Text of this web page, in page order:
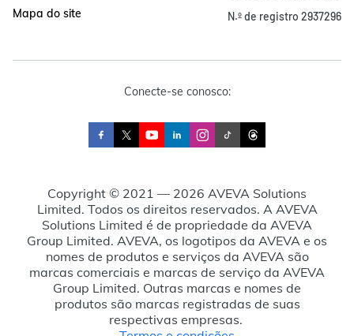
Mapa do site
N.º de registro 2937296
Conecte-se conosco:
Copyright © 2021 — 2026 AVEVA Solutions
Limited. Todos os direitos reservados. A AVEVA
Solutions Limited é de propriedade da AVEVA
Group Limited. AVEVA, os logotipos da AVEVA e os
nomes de produtos e serviços da AVEVA são
marcas comerciais e marcas de serviço da AVEVA
Group Limited. Outras marcas e nomes de
produtos são marcas registradas de suas
respectivas empresas.